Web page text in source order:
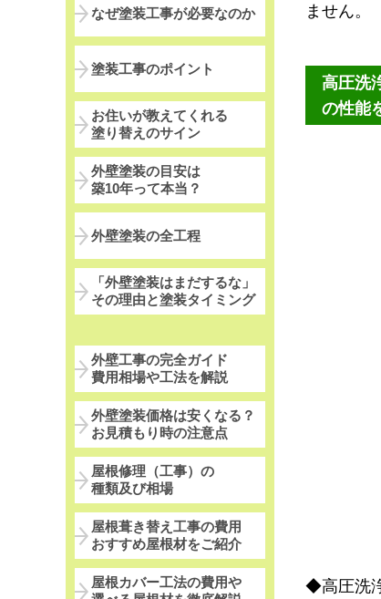
ません。
高圧洗
の性能
◆高圧洗
なぜ塗装工事が必要なのか
塗装工事のポイント
お住いが教えてくれる
塗り替えのサイン
外壁塗装の目安は
築10年って本当？
外壁塗装の全工程
「外壁塗装はまだするな」
その理由と塗装タイミング
外壁工事の完全ガイド
費用相場や工法を解説
外壁塗装価格は安くなる？
お見積もり時の注意点
屋根修理（工事）の
種類及び相場
屋根葺き替え工事の費用
おすすめ屋根材をご紹介
屋根カバー工法の費用や